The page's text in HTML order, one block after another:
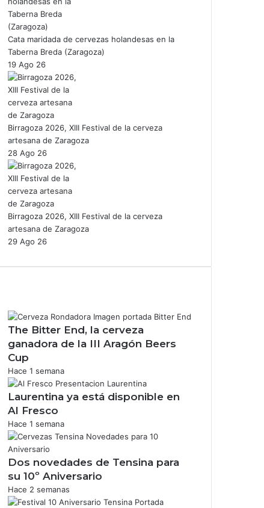
Cata maridada de cervezas holandesas en la
Taberna Breda (Zaragoza)
19 Ago 26
Birragoza 2026, XIII Festival de la cerveza
artesana de Zaragoza
28 Ago 26
Birragoza 2026, XIII Festival de la cerveza
artesana de Zaragoza
29 Ago 26
The Bitter End, la cerveza
ganadora de la III Aragón Beers
Cup
Hace 1 semana
Laurentina ya está disponible en
Al Fresco
Hace 1 semana
Dos novedades de Tensina para
su 10º Aniversario
Hace 2 semanas